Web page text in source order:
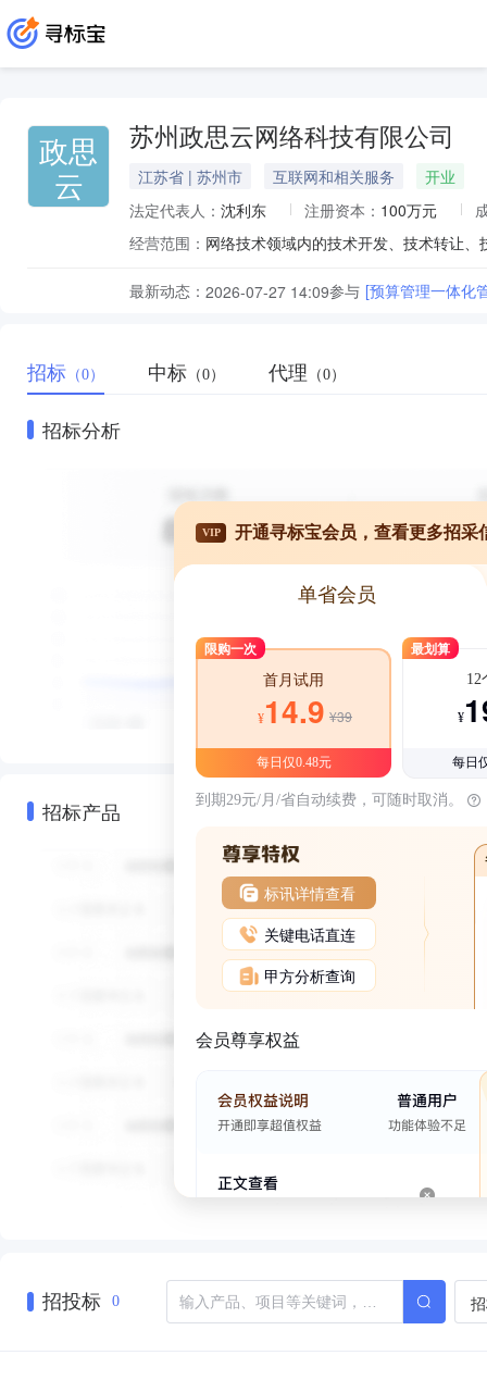
政思
云
苏州政思云网络科技有限公司
江苏省 | 苏州市 互联网和相关服务
开业
法定代表人： 沈利东 注册资本： 100万元
经营范围：
最新动态： 2026-07-27 14:09参与 [预算管理一体化
招标 （0） 中标 （0） 代理 （0）
招标分析
招标产品
VIP 开通寻标宝会员，查看更多招采
单省会员
限购一次
首月试用
¥14.9 ¥39
每日仅0.48元
最划算
12
¥
每日
到期29元/月/省自动续费，可随时取消。
标讯详情查看
关键电话直连
甲方分析查询
会员尊享权益
招投标 0